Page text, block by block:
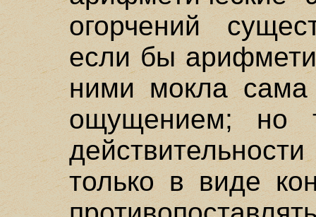
огорчений
если бы
ними мокла сама
ощущением; но
только в виде